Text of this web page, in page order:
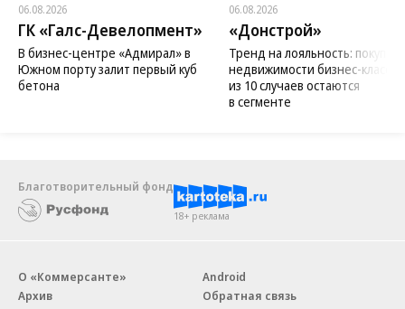
06.08.2026
ГК «Галс-Девелопмент»
В бизнес-центре «Адмирал» в
Южном порту залит первый куб
бетона
06.08.2026
«Донстрой»
Тренд на лояльность:
недвижимости бизнес-класса
из 10 случаев остаются
в сегменте
Благотворительный фонд
18+ реклама
О «Коммерсанте»
Архив
Android
Обратная связь